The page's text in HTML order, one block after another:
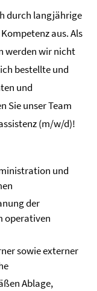
durch langjährige
aus. Als
werden wir nicht
bestellte und
und
Sie unser Team
(m/w/d)!
und
der
operativen
sowie externer
Ablage,